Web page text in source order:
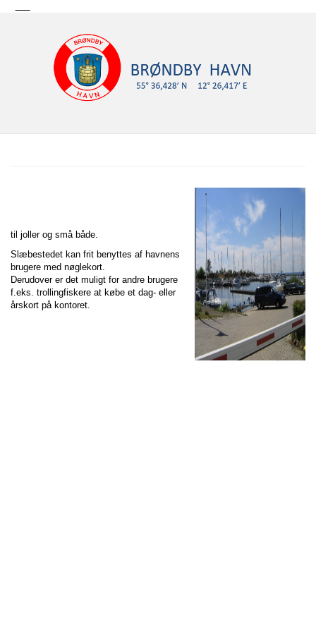
til joller og små både.
Slæbestedet kan frit benyttes af havnens
brugere med nøglekort.
Derudover er det muligt for andre brugere
f.eks. trollingfiskere at købe et dag- eller
årskort på kontoret.